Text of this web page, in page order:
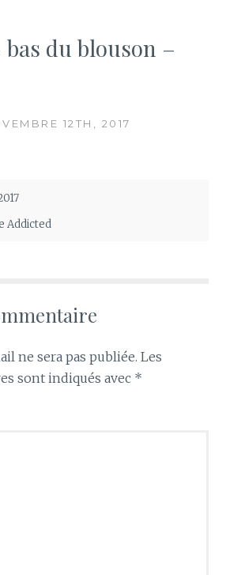
bas du blouson –
12TH, 2017
Addicted
ne sera pas publiée. Les
sont indiqués avec *